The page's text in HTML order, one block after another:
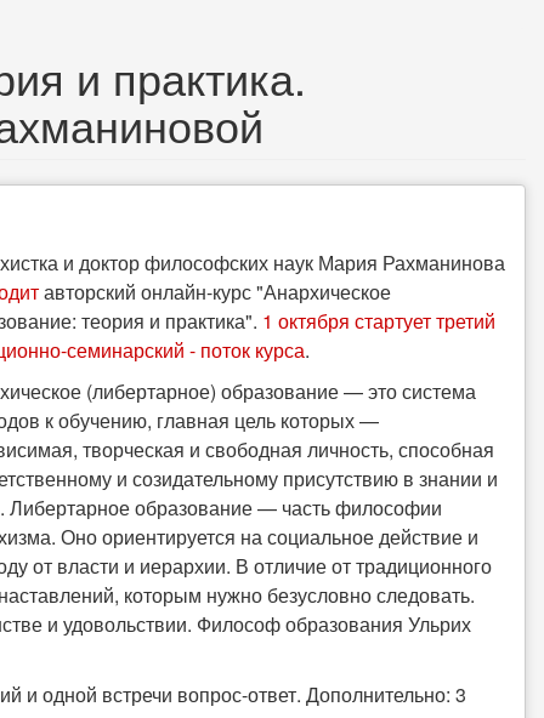
и практика.
и доктор философских наук Мария Рахманинова
авторский онлайн-курс "Анархическое
теория и практика". 1 октября стартует третий
семинарский - поток курса.
(либертарное) образование — это система
к обучению, главная цель которых —
творческая и свободная личность, способная
и созидательному присутствию в знании и
Либертарное образование — часть философии
Оно ориентируется на социальное действие и
от власти и иерархии. В отличие от традиционного
которым нужно безусловно следовать.
и удовольствии. Философ образования Ульрих
и одной встречи вопрос-ответ. Дополнительно: 3